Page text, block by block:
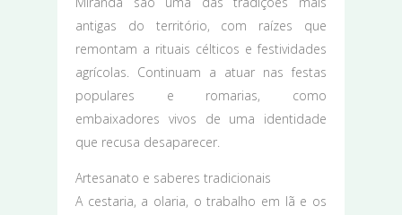
antigas do território, com raízes que
remontam a rituais célticos e festividades
agrícolas. Continuam a atuar nas festas
populares e romarias, como
embaixadores vivos de uma identidade
que recusa desaparecer.
Artesanato e saberes tradicionais
A cestaria, a olaria, o trabalho em lã e os